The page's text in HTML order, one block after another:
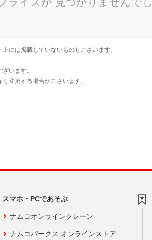
スマホ・PCであそぶ
ナムコオンラインクレーン
ナムコパークス オンラインストア